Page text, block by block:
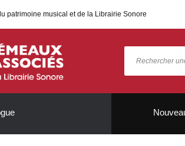
patrimoine musical et de la Librairie Sonore